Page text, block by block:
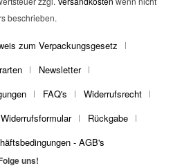
beschrieben.
zum Verpackungsgesetz
Newsletter
FAQ's
Widerrufsrecht
Widerrufsformular
Rückgabe
- AGB's
uns!